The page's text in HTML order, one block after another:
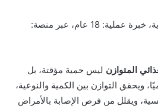
مستشار متخصص في التغذية، خبرة عملية: 18 عام، عبر منصة:
المتوازن ليس حمية مؤقتة، بل
ويحقق التوازن بين الكمية والنوعية،
ويقلل من فرص الإصابة بالأمراض